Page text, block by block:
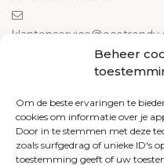
Beheer
Om de beste ervaringen te
cookies om informatie over je
Door in te stemmen met deze
zoals surfgedrag of unieke ID's
toestemming geeft of uw
Meest gestelde vragen
Contact
Algemene voorwaarden
Retourneren